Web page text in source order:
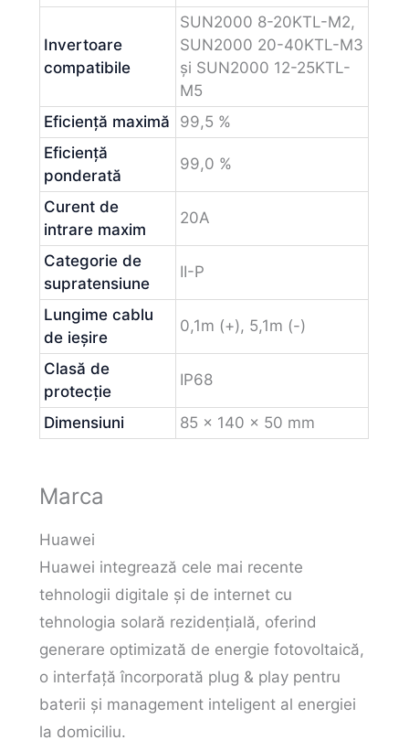
Invertoare
compatibile
SUN2000 8-20KTL-M2,
SUN2000 20-40KTL-M3
și SUN2000 12-25KTL-
M5
Eficiență maximă
99,5 %
Eficiență
ponderată
99,0 %
Curent de
intrare maxim
20A
Categorie de
supratensiune
II-P
Lungime cablu
de ieșire
0,1m (+), 5,1m (-)
Clasă de
protecție
IP68
Dimensiuni 85 x 140 x 50 mm
Marca
Huawei
Huawei integrează cele mai recente
tehnologii digitale și de internet cu
tehnologia solară rezidențială, oferind
generare optimizată de energie fotovoltaică,
o interfață încorporată plug & play pentru
baterii și management inteligent al energiei
la domiciliu.